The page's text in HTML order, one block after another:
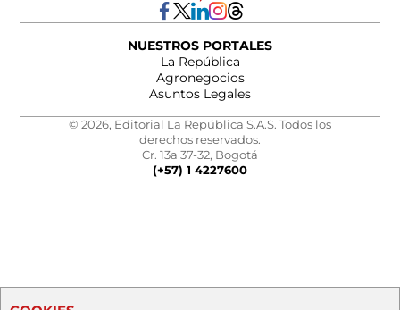
NUESTROS PORTALES
La República
Agronegocios
Asuntos Legales
© 2026, Editorial La República S.A.S. Todos los
derechos reservados.
Cr. 13a 37-32, Bogotá
(+57) 1 4227600